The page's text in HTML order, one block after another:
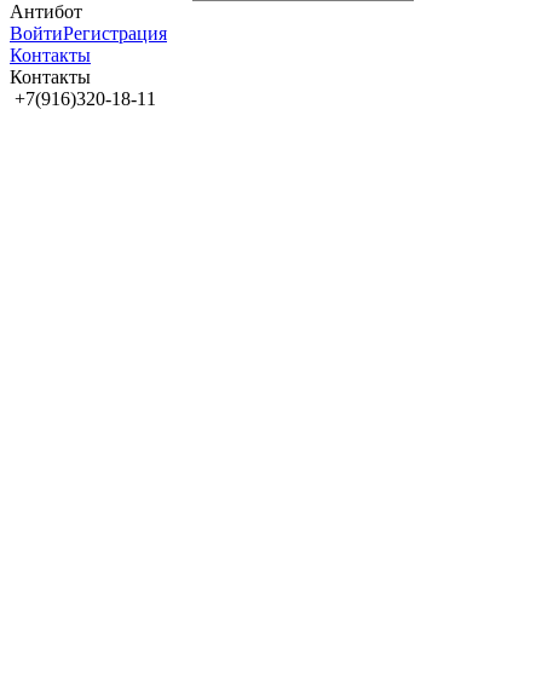
Антибот
ВойтиРегистрация
Контакты
Контакты
+7(916)320-18-11